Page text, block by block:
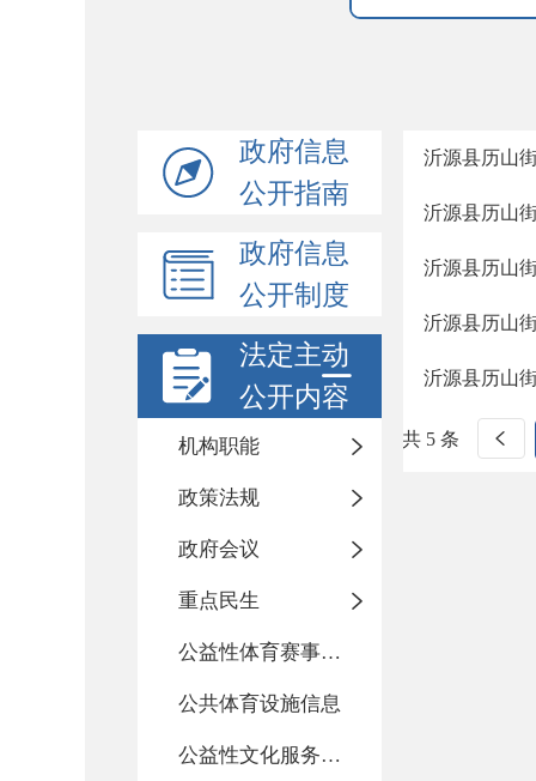
政府信息
公开指南
政府信息
公开制度
法定主动
公开内容
机构职能
政策法规
政府会议
重点民生
公益性体育赛事活动
公共体育设施信息
公益性文化服务活动
沂源县历山
沂源县历山
沂源县历山
沂源县历山
沂源县历山
共 5 条